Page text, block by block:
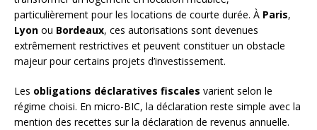
particulièrement pour les locations de courte durée. À Paris,
Lyon ou Bordeaux, ces autorisations sont devenues
extrêmement restrictives et peuvent constituer un obstacle
majeur pour certains projets d’investissement.
Les obligations déclaratives fiscales varient selon le
régime choisi. En micro-BIC, la déclaration reste simple avec la
mention des recettes sur la déclaration de revenus annuelle.